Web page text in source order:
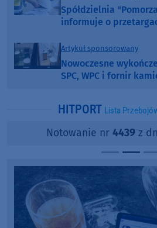
Spółdzielnia
informuje o
Artykuł sponsorowany
Nowoczesne
SPC, WPC i fornir
HITPORT Lista
Notowanie nr 4439 z